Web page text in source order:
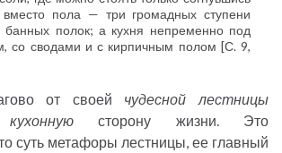
вместо пола — три громадных ступени
банных полок; а кухня непременно под
со сводами и с кирпичным полом [С. 9,
от своей чудесной лестницы
кухоннуюсторону жизни. Это
суть метафоры лестницы, ее главный